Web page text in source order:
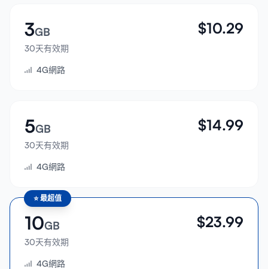
3GB
30天有效期
$10.29
4G網路
5GB
30天有效期
$14.99
4G網路
⭐最超值
10GB
30天有效期
$23.99
4G網路